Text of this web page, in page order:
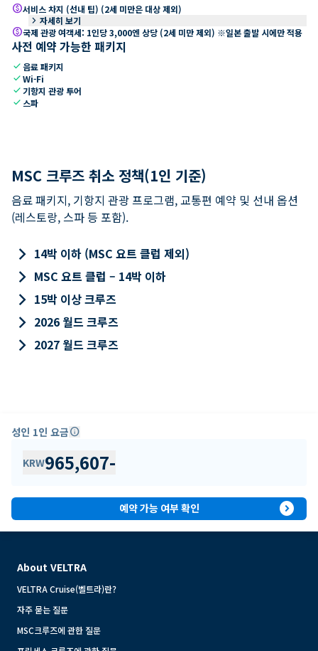
paid서비스 차지 (선내 팁) (2세 미만은 대상 제외)
keyboard_arrow_right 자세히 보기
paid국제 관광 여객세: 1인당 3,000엔 상당 (2세 미만 제외) ※일본 출발 시에만 적용
사전 예약 가능한 패키지
check 음료 패키지
checkWi-Fi
check 기항지 관광 투어
check 스파
MSC 크루즈 취소 정책(1인 기준)
음료 패키지, 기항지 관광 프로그램, 교통편 예약 및 선내 옵션
(레스토랑, 스파 등 포함).
keyboard_arrow_right 14박 이하 (MSC 요트 클럽 제외)
keyboard_arrow_right MSC 요트 클럽 – 14박 이하
keyboard_arrow_right 15박 이상 크루즈
keyboard_arrow_right 2026 월드 크루즈
keyboard_arrow_right 2027 월드 크루즈
성인 1인 요금info
KRW965,607-
예약 가능 여부 확인 expand_circle_right
About VELTRA
VELTRA Cruise(벨트라)란?
자주 묻는 질문
MSC크루즈에 관한 질문